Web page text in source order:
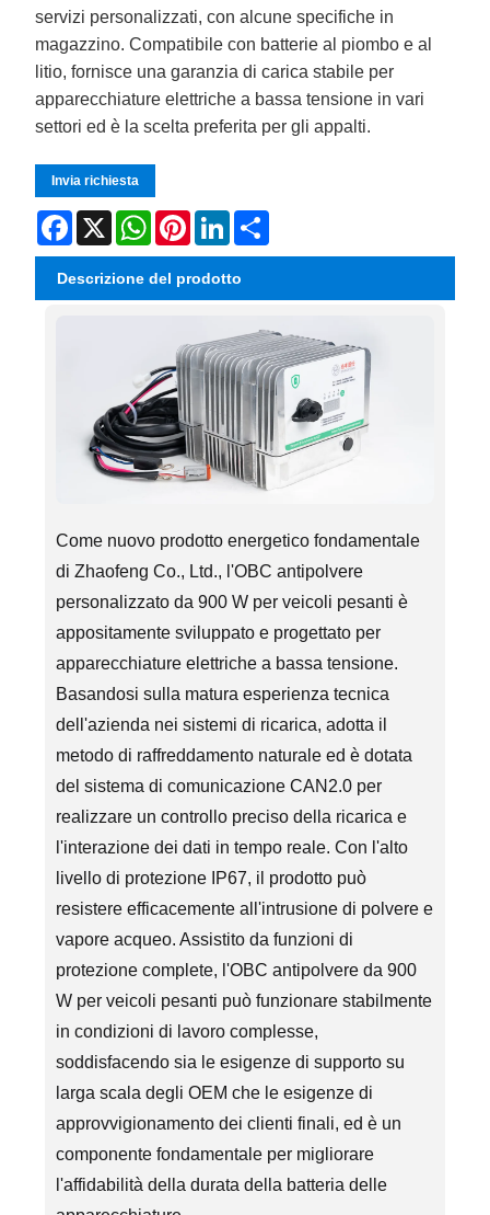
servizi personalizzati, con alcune specifiche in
magazzino. Compatibile con batterie al piombo e al
litio, fornisce una garanzia di carica stabile per
apparecchiature elettriche a bassa tensione in vari
settori ed è la scelta preferita per gli appalti.
Invia richiesta
Facebook
X WhatsAppPinterestLinkedIn
Descrizione del prodotto
Come nuovo prodotto energetico fondamentale
di Zhaofeng Co., Ltd., l'OBC antipolvere
personalizzato da 900 W per veicoli pesanti è
appositamente sviluppato e progettato per
apparecchiature elettriche a bassa tensione.
Basandosi sulla matura esperienza tecnica
dell'azienda nei sistemi di ricarica, adotta il
metodo di raffreddamento naturale ed è dotata
del sistema di comunicazione CAN2.0 per
realizzare un controllo preciso della ricarica e
l'interazione dei dati in tempo reale. Con l'alto
livello di protezione IP67, il prodotto può
resistere efficacemente all'intrusione di polvere e
vapore acqueo. Assistito da funzioni di
protezione complete, l'OBC antipolvere da 900
W per veicoli pesanti può funzionare stabilmente
in condizioni di lavoro complesse,
soddisfacendo sia le esigenze di supporto su
larga scala degli OEM che le esigenze di
approvvigionamento dei clienti finali, ed è un
componente fondamentale per migliorare
l'affidabilità della durata della batteria delle